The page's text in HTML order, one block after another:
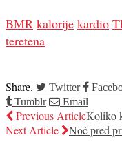
BMR kalorije kardio
teretena
Share. Twitter
Tumblr
Email
Previous ArticleKoliko
Next Article
Noć pred